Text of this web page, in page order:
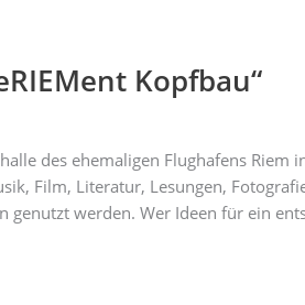
Kopfbau“
des ehemaligen Flughafens
Film, Literatur, Lesungen,
werden. Wer Ideen für ein